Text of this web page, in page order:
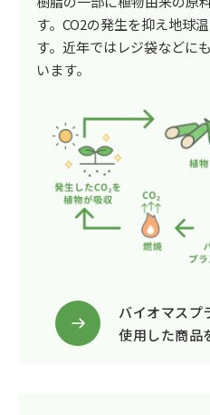
す。CO2の発生を抑え地球
す。近年ではレジ袋などに
います。
バイオマスプ
使用した商品